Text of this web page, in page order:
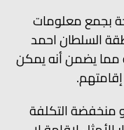
بجمع معلومات
السلطان احمد
يضمن أنه يمكن
إقامتهم.
منخفضة التكلفة